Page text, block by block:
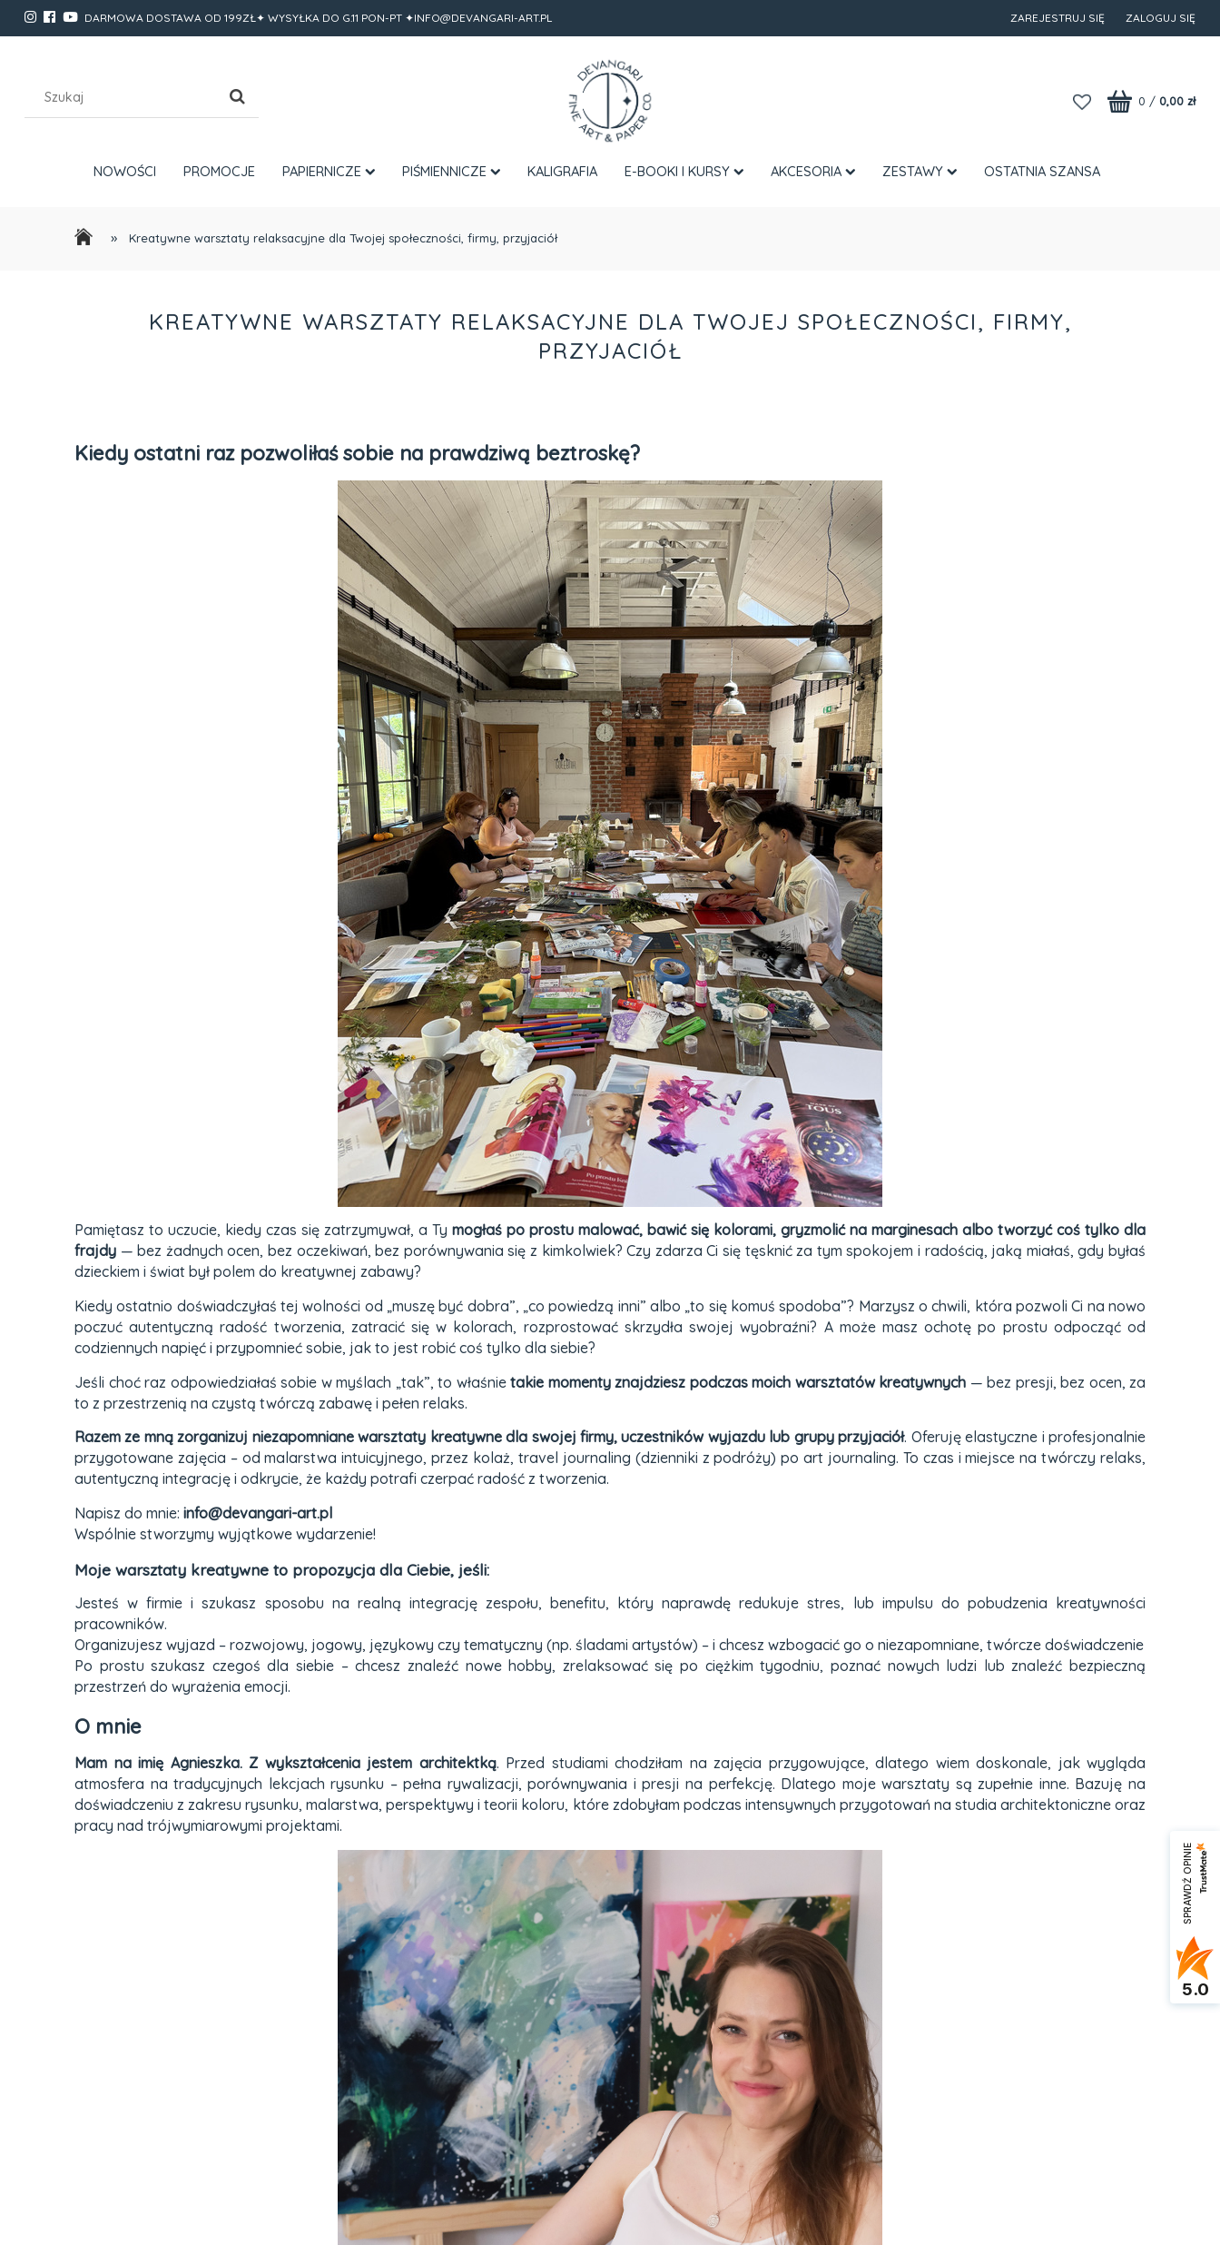
DARMOWA DOSTAWA OD 199ZŁ✦ WYSYŁKA DO G.11 PON-PT ✦INFO@DEVANGARI-ART.PL ZAREJESTRUJ SIĘ ZALOGUJ SIĘ
0 / 0,00 zł
NOWOŚCI PROMOCJE PAPIERNICZE PIŚMIENNICZE KALIGRAFIA E-BOOKI I KURSY AKCESORIA ZESTAWY OSTATNIA SZANSA
» Kreatywne warsztaty relaksacyjne dla Twojej społeczności, firmy, przyjaciół
KREATYWNE WARSZTATY RELAKSACYJNE DLA TWOJEJ SPOŁECZNOŚCI, FIRMY,
PRZYJACIÓŁ
Kiedy ostatni raz pozwoliłaś sobie na prawdziwą beztroskę?
Pamiętasz to uczucie, kiedy czas się zatrzymywał, a Ty mogłaś po prostu malować, bawić się kolorami, gryzmolić na marginesach albo tworzyć coś tylko dla
frajdy — bez żadnych ocen, bez oczekiwań, bez porównywania się z kimkolwiek? Czy zdarza Ci się tęsknić za tym spokojem i radością, jaką miałaś, gdy byłaś
dzieckiem i świat był polem do kreatywnej zabawy?
Kiedy ostatnio doświadczyłaś tej wolności od „muszę być dobra”, „co powiedzą inni” albo „to się komuś spodoba”? Marzysz o chwili, która pozwoli Ci na nowo
poczuć autentyczną radość tworzenia, zatracić się w kolorach, rozprostować skrzydła swojej wyobraźni? A może masz ochotę po prostu odpocząć od
codziennych napięć i przypomnieć sobie, jak to jest robić coś tylko dla siebie?
Jeśli choć raz odpowiedziałaś sobie w myślach „tak”, to właśnie takie momenty znajdziesz podczas moich warsztatów kreatywnych — bez presji, bez ocen, za
to z przestrzenią na czystą twórczą zabawę i pełen relaks.
Razem ze mną zorganizuj niezapomniane warsztaty kreatywne dla swojej firmy, uczestników wyjazdu lub grupy przyjaciół. Oferuję elastyczne i profesjonalnie
przygotowane zajęcia – od malarstwa intuicyjnego, przez kolaż, travel journaling (dzienniki z podróży) po art journaling. To czas i miejsce na twórczy relaks,
autentyczną integrację i odkrycie, że każdy potrafi czerpać radość z tworzenia.
Napisz do mnie: info@devangari-art.pl
Wspólnie stworzymy wyjątkowe wydarzenie!
Moje warsztaty kreatywne to propozycja dla Ciebie, jeśli:
Jesteś w firmie i szukasz sposobu na realną integrację zespołu, benefitu, który naprawdę redukuje stres, lub impulsu do pobudzenia kreatywności
pracowników.
Organizujesz wyjazd – rozwojowy, jogowy, językowy czy tematyczny (np. śladami artystów) – i chcesz wzbogacić go o niezapomniane, twórcze doświadczenie
Po prostu szukasz czegoś dla siebie – chcesz znaleźć nowe hobby, zrelaksować się po ciężkim tygodniu, poznać nowych ludzi lub znaleźć bezpieczną
przestrzeń do wyrażenia emocji.
O mnie
Mam na imię Agnieszka. Z wykształcenia jestem architektką. Przed studiami chodziłam na zajęcia przygowujące, dlatego wiem doskonale, jak wygląda
atmosfera na tradycyjnych lekcjach rysunku – pełna rywalizacji, porównywania i presji na perfekcję. Dlatego moje warsztaty są zupełnie inne. Bazuję na
doświadczeniu z zakresu rysunku, malarstwa, perspektywy i teorii koloru, które zdobyłam podczas intensywnych przygotowań na studia architektoniczne oraz
pracy nad trójwymiarowymi projektami.
SPRAWDŹ OPINIE
5.0